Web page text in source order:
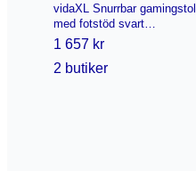
vidaXL Snurrbar gamingstol
med fotstöd svart
kamouflage konstläder
1 657 kr
2 butiker